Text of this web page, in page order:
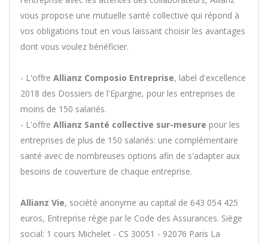
vous propose une mutuelle santé collective qui répond à
vos obligations tout en vous laissant choisir les avantages
dont vous voulez bénéficier.
- L'offre Allianz Composio Entreprise, label d'excellence
2018 des Dossiers de l'Epargne, pour les entreprises de
moins de 150 salariés.
- L'offre Allianz Santé collective sur-mesure pour les
entreprises de plus de 150 salariés: une complémentaire
santé avec de nombreuses options afin de s'adapter aux
besoins de couverture de chaque entreprise.
Allianz Vie, société anonyme au capital de 643 054 425
euros, Entreprise régie par le Code des Assurances. Siège
social: 1 cours Michelet - CS 30051 - 92076 Paris La